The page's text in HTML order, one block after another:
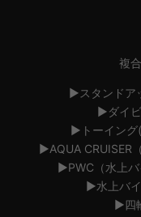
複
▶︎スタンドア
▶︎ダイ
▶︎トーイング
▶︎AQUA CRUISER
▶︎PWC（水上
▶︎水上バ
▶︎四